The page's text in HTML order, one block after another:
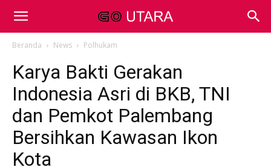
Beranda News Polhukam
Karya Bakti Gerakan
Indonesia Asri di BKB, TNI
dan Pemkot Palembang
Bersihkan Kawasan Ikon
Kota